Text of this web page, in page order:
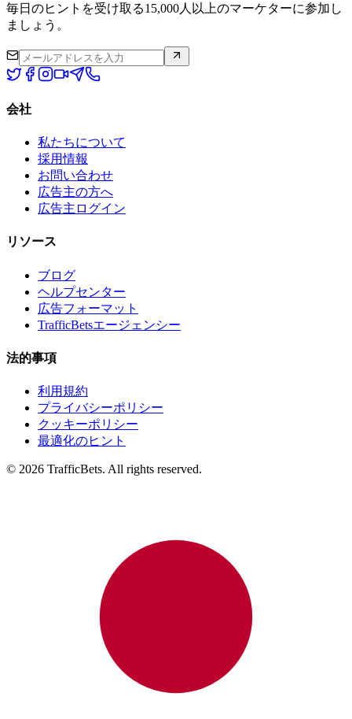
毎日のヒントを受け取る15,000人以上のマーケターに参加し
ましょう。
会社
私たちについて
採用情報
お問い合わせ
広告主の方へ
広告主ログイン
リソース
ブログ
ヘルプセンター
広告フォーマット
TrafficBetsエージェンシー
法的事項
利用規約
プライバシーポリシー
クッキーポリシー
最適化のヒント
© 2026 TrafficBets. All rights reserved.